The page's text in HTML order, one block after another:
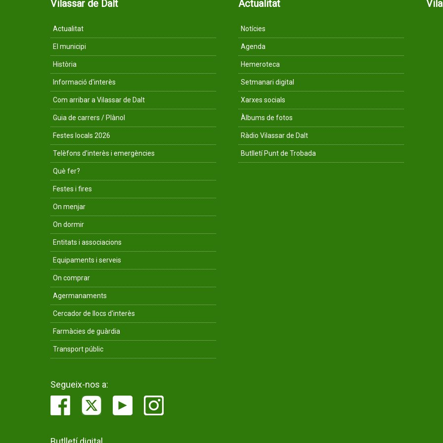
Vilassar de Dalt
Actualitat
El municipi
Història
Informació d'interès
Com arribar a Vilassar de Dalt
Guia de carrers / Plànol
Festes locals 2026
Telèfons d'interès i emergències
Què fer?
Festes i fires
On menjar
On dormir
Entitats i associacions
Equipaments i serveis
On comprar
Agermanaments
Cercador de llocs d'interès
Farmàcies de guàrdia
Transport públic
Actualitat
Notícies
Agenda
Hemeroteca
Setmanari digital
Xarxes socials
Àlbums de fotos
Ràdio Vilassar de Dalt
Butlletí Punt de Trobada
Segueix-nos a: